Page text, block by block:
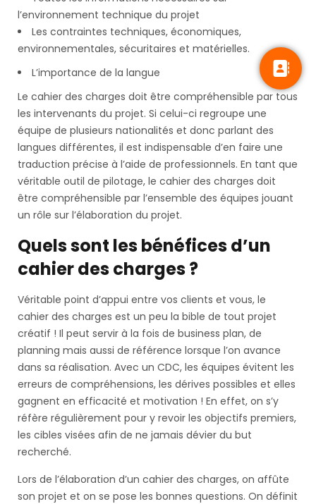
l’environnement technique du projet
Les contraintes techniques, économiques,
environnementales, sécuritaires et matérielles.
L’importance de la langue
Le cahier des charges doit être compréhensible par tous
les intervenants du projet. Si celui-ci regroupe une
équipe de plusieurs nationalités et donc parlant des
langues différentes, il est indispensable d’en faire une
traduction précise à l’aide de professionnels. En tant que
véritable outil de pilotage, le cahier des charges doit
être compréhensible par l’ensemble des équipes jouant
un rôle sur l’élaboration du projet.
Quels sont les bénéfices d’un
cahier des charges ?
Véritable point d’appui entre vos clients et vous, le
cahier des charges est un peu la bible de tout projet
créatif ! Il peut servir à la fois de business plan, de
planning mais aussi de référence lorsque l’on avance
dans sa réalisation. Avec un CDC, les équipes évitent les
erreurs de compréhensions, les dérives possibles et elles
gagnent en efficacité et motivation ! En effet, on s’y
réfère régulièrement pour y revoir les objectifs premiers,
les cibles visées afin de ne jamais dévier du but
recherché.
Lors de l’élaboration d’un cahier des charges, on affûte
son projet et on se pose les bonnes questions. On définit